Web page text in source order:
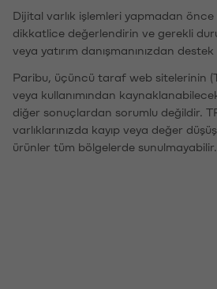
Dijital varlık işlemleri yapmadan
dikkatlice değerlendirin ve gerekli
veya yatırım danışmanınızdan destek
Paribu, üçüncü taraf web sitelerinin
veya kullanımından
diğer sonuçlardan sorumlu değildir.
varlıklarınızda kayıp veya değer
ürünler tüm bölgelerde sunulmayabilir.